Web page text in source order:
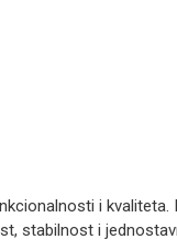
i
stabilnost i